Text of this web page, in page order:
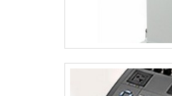
SEGMENTONa
Manutenção Técnica
melhores variedades no
assunto for serviços